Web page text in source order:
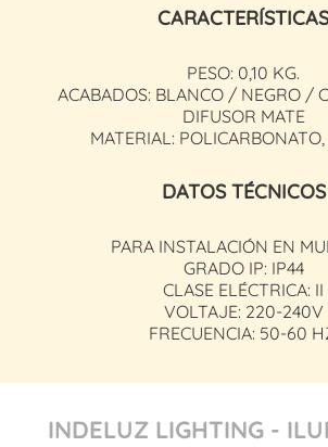
CARACTERÍSTICAS
PESO: 0,10 KG.
ACABADOS: BLANCO / NEGRO /
DIFUSOR MATE
MATERIAL: POLICARBONATO,
DATOS TÉCNICOS
PARA INSTALACIÓN EN
GRADO IP: IP44
CLASE ELÉCTRICA: II
VOLTAJE: 220-240V
FRECUENCIA: 50-60
INDELUZ LIGHTING -